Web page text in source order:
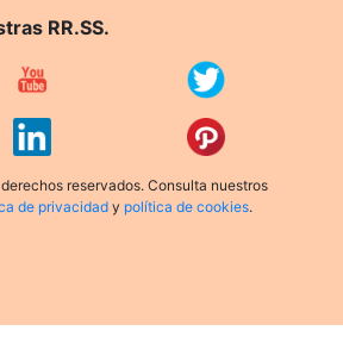
RR.SS.
reservados. Consulta nuestros
de privacidad y política de cookies.